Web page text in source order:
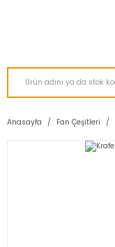
Anasayfa Fan Çeşitleri